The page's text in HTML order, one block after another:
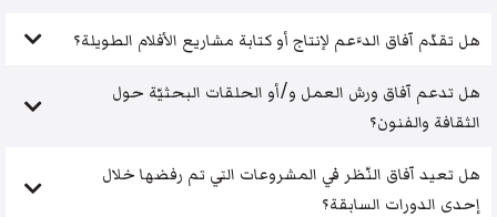
هل تقدّم آفاق الدَّعم لإنتاج أو كتابة مشاريع الأفلام الطويلة؟
هل تدعم آفاق ورش العمل و/أو الحلقات البحثيّة حول
الثقافة والفنون؟
هل تعيد آفاق النّظر في المشروعات التي تم رفضها خلال
إحدى الدورات السابقة؟